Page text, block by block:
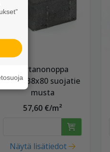
Kartanonoppa
138x138x80 suojatie
musta
57,60 €/m²
Näytä lisätiedot